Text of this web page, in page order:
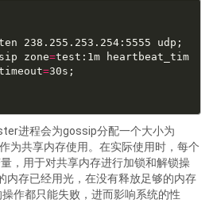
gossip zone
=test:1m heartbeat_tim
=30s;
进程会为gossip分配一个大小为
为共享内存使用。在实际使用时，每个
，用于对共享内存进行加锁和解锁操
内存已经用光，在没有释放足够的内存
作都只能失败，进而影响系统的性